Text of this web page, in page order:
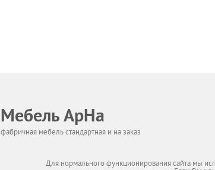
Мебель АрНа
фабричная мебель стандартная и на заказ
Для нормального функционирования сайта мы